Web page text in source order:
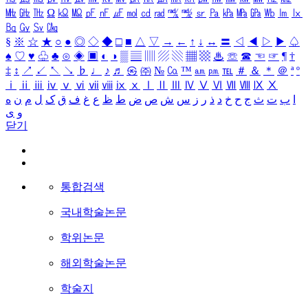
㎒ ㎓ ㎔ Ω ㏀ ㏁ ㎊ ㎋ ㎌ ㏖ ㏅ ㎭ ㎮ ㎯ ㏛ ㎩ ㎪ ㎫ ㎬ ㏝ ㏐
㏓
㏃ ㏉ ㏜ ㏆
§ ※ ☆ ★ ○ ● ◎ ◇ ◆ □ ■ △ ▽ → ← ↑ ↓ ↔ 〓 ◁ ◀ ▷ ▶ ♤
♠ ♡ ♥ ♧ ♣ ⊙ ◈ ▣ ◐ ◑ ▒ ▤ ▨ ▧ ▦ ▩ ♨ ☏ ☎ ☜ ☞ ¶ †
‡ ↕ ↗ ↙ ↖ ↘ ♭ ♩ ♪ ♬ ㉿ ㈜ № ㏇ ™ ㏂ ㏘ ℡ ＃ ＆ ＊ ＠ ª º
ⅰ
ⅱ ⅲ ⅳ ⅴ ⅵ ⅶ ⅷ ⅸ ⅹ Ⅳ Ⅴ Ⅵ Ⅶ Ⅷ Ⅸ Ⅹ
ب ت ث ج ح خ د ذ ر ز س ش ص ض ط ظ ع غ ف ق ک ل م ن ه
و ی
닫기
통합검색
국내학술논문
학위논문
해외학술논문
학술지